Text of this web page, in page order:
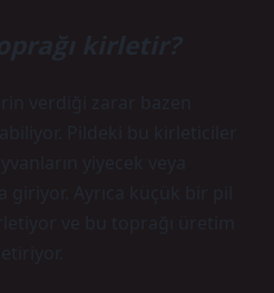
kirletir?
verdiği zarar bazen
Pildeki bu kirleticiler
yiyecek veya
giriyor. Ayrıca küçük bir pil
ve bu toprağı üretim